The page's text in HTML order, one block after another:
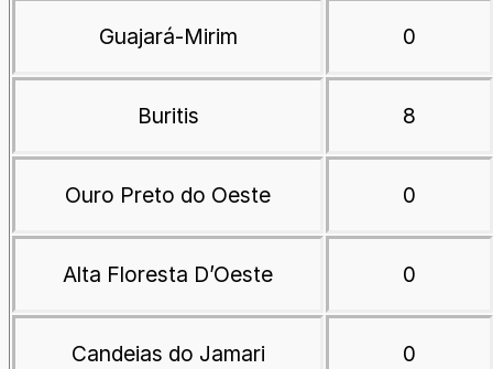
Guajará-Mirim 0
Buritis 8
Ouro Preto do Oeste 0
Alta Floresta D’Oeste 0
Candeias do Jamari 0